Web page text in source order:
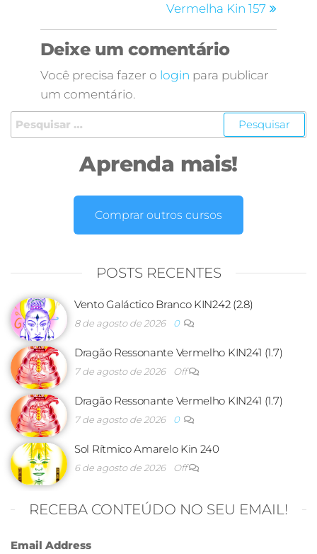
Vermelha Kin 157
Deixe um comentário
Você precisa fazer o login para publicar
um comentário.
Aprenda mais!
Comprar outros cursos
POSTS RECENTES
Vento Galáctico Branco KIN242 (2.8)
8 de agosto de 2026 0
Dragão Ressonante Vermelho KIN241 (1.7)
7 de agosto de 2026 Off
Dragão Ressonante Vermelho KIN241 (1.7)
7 de agosto de 2026 0
Sol Rítmico Amarelo Kin 240
6 de agosto de 2026 Off
RECEBA CONTEÚDO NO SEU EMAIL!
Email Address